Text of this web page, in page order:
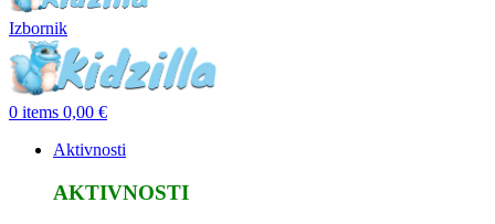
Izbornik
0 items 0,00 €
Aktivnosti
AKTIVNOSTI